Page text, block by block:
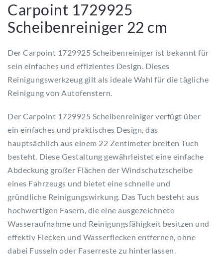
Carpoint 1729925
Scheibenreiniger 22 cm
Der Carpoint 1729925 Scheibenreiniger ist bekannt für
sein einfaches und effizientes Design. Dieses
Reinigungswerkzeug gilt als ideale Wahl für die tägliche
Reinigung von Autofenstern.
Der Carpoint 1729925 Scheibenreiniger verfügt über
ein einfaches und praktisches Design, das
hauptsächlich aus einem 22 Zentimeter breiten Tuch
besteht. Diese Gestaltung gewährleistet eine einfache
Abdeckung großer Flächen der Windschutzscheibe
eines Fahrzeugs und bietet eine schnelle und
gründliche Reinigungswirkung. Das Tuch besteht aus
hochwertigen Fasern, die eine ausgezeichnete
Wasseraufnahme und Reinigungsfähigkeit besitzen und
effektiv Flecken und Wasserflecken entfernen, ohne
dabei Fusseln oder Faserreste zu hinterlassen.